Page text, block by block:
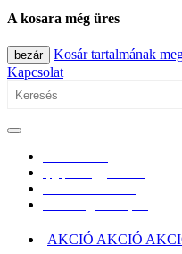
A kosara még üres
bezár
Kosár tartalmának
Kapcsolat
AKCIÓ AKCIÓ